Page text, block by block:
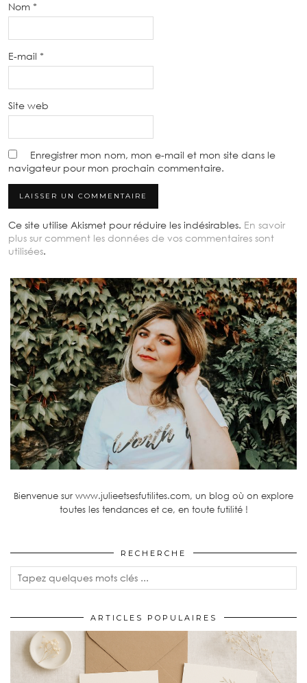
Nom *
E-mail *
Site web
Enregistrer mon nom, mon e-mail et mon site dans le
navigateur pour mon prochain commentaire.
Ce site utilise Akismet pour réduire les indésirables. En savoir
plus sur comment les données de vos commentaires sont
utilisées.
Bienvenue sur www.julieetsesfutilites.com, un blog où on explore
toutes les tendances et ce, en toute futilité !
RECHERCHE
ARTICLES POPULAIRES